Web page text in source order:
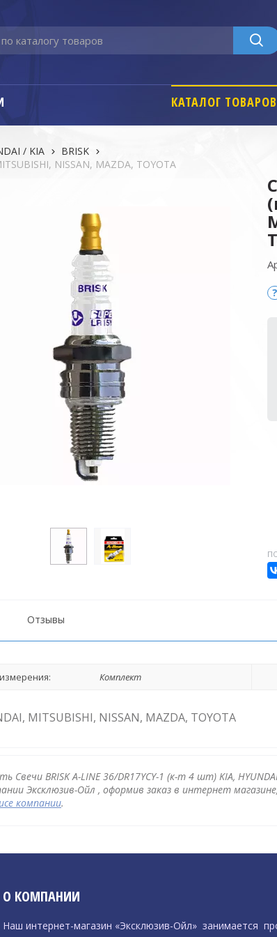
КАТАЛОГ ТОВАРОВ
/ KIA
BRISK
NISSAN, MAZDA, TOYOTA
Отзывы
Комплект
MITSUBISHI, NISSAN, MAZDA, TOYOTA
Свечи BRISK A-LINE 36/DR17YCY-1 (к-т 4 шт) KIA,
Эксклюзив-Ойл , оформив заказ в интернет
компании.
О КОМПАНИИ
Наш интернет-магазин «Эксклюзив-Ойл» занимается